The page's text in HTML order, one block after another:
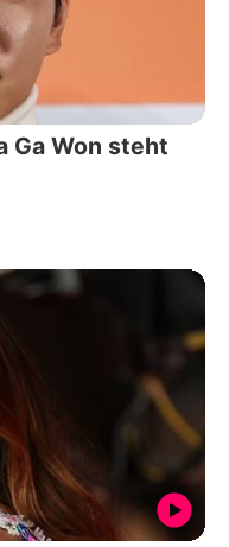
Ga Won steht